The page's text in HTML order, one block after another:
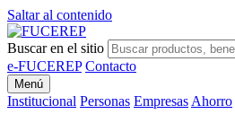
Saltar al contenido
Buscar en el sitio
e-FUCEREP Contacto
Menú
Institucional Personas Empresas Ahorro